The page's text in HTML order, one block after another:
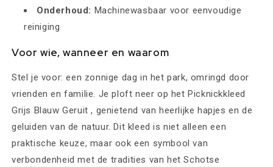
Onderhoud: Machinewasbaar voor eenvoudige
reiniging
Voor wie, wanneer en waarom
Stel je voor: een zonnige dag in het park, omringd door
vrienden en familie. Je ploft neer op het Picknickkleed
Grijs Blauw Geruit , genietend van heerlijke hapjes en de
geluiden van de natuur. Dit kleed is niet alleen een
praktische keuze, maar ook een symbool van
verbondenheid met de tradities van het Schotse